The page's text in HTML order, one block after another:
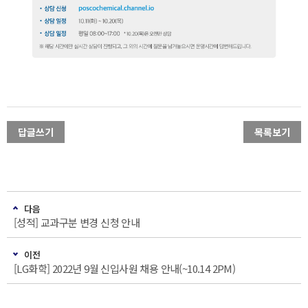
답글쓰기 목록보기
다음
[성적] 교과구분 변경 신청 안내
이전
[LG화학] 2022년 9월 신입사원 채용 안내(~10.14 2PM)